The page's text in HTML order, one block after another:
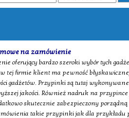
na zamówienie
oferujący bardzo szeroki wybór tych
tej firmie klient ma pewność
gadżetów. Przypinki są tutaj
jakości. Również nadruk na przypince
skutecznie zabezpieczony porządną
takie przypinki jak dla